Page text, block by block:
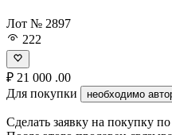
Лот № 2897
222
₽ 21 000 .00
Для покупки
необходимо
Сделать заявку на покупку